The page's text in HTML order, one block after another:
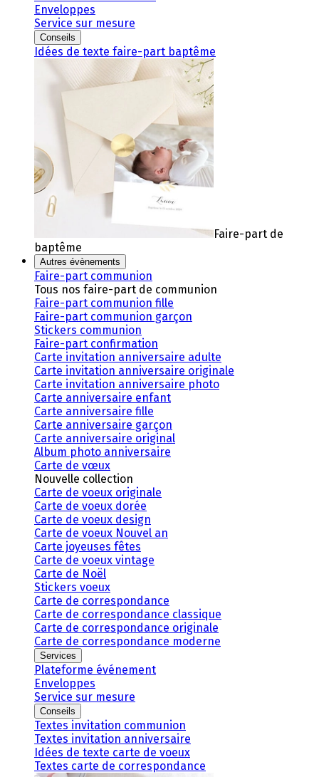
Enveloppes
Service sur mesure
Conseils
Idées de texte faire-part baptême
Faire-part de
baptême
Autres évènements
Faire-part communion
Tous nos faire-part de communion
Faire-part communion fille
Faire-part communion garçon
Stickers communion
Faire-part confirmation
Carte invitation anniversaire adulte
Carte invitation anniversaire originale
Carte invitation anniversaire photo
Carte anniversaire enfant
Carte anniversaire fille
Carte anniversaire garçon
Carte anniversaire original
Album photo anniversaire
Carte de vœux
Nouvelle collection
Carte de voeux originale
Carte de voeux dorée
Carte de voeux design
Carte de voeux Nouvel an
Carte joyeuses fêtes
Carte de voeux vintage
Carte de Noël
Stickers voeux
Carte de correspondance
Carte de correspondance classique
Carte de correspondance originale
Carte de correspondance moderne
Services
Plateforme événement
Enveloppes
Service sur mesure
Conseils
Textes invitation communion
Textes invitation anniversaire
Idées de texte carte de voeux
Textes carte de correspondance